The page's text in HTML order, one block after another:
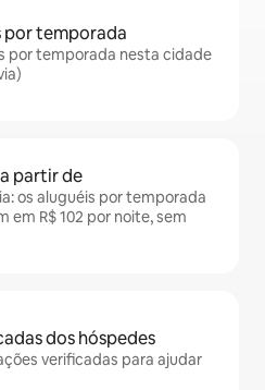
por temporada
por temporada nesta cidade
partir de
os aluguéis por temporada
em R$ 102 por noite, sem
dos hóspedes
verificadas para ajudar